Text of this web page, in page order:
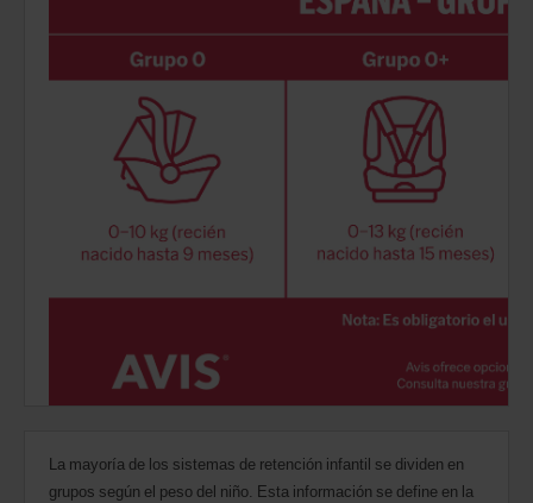
La mayoría de los sistemas de retención infantil se dividen en
grupos según el peso del niño. Esta información se define en la